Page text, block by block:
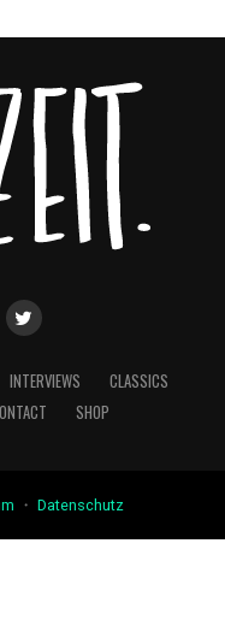
INTERVIEWS
CLASSICS
SHOP
・ Datenschutz